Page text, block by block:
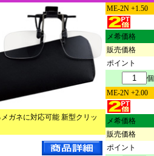
ガネに対応可能 新型クリッ
ME-2N +1.50
メ希価格
販売価格
ポイント
個
ME-2N +2.00
メ希価格
販売価格
ポイント